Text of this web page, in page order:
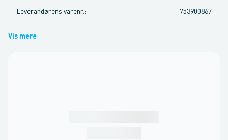
Leverandørens varenr. : 753900867
Vis mere